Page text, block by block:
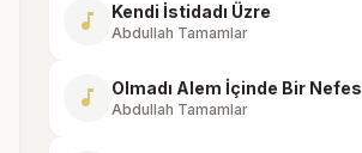
music_note Kendi İstidadı Üzre
Abdullah Tamamlar
music_note Olmadı Alem İçinde Bir Nefes
Abdullah Tamamlar